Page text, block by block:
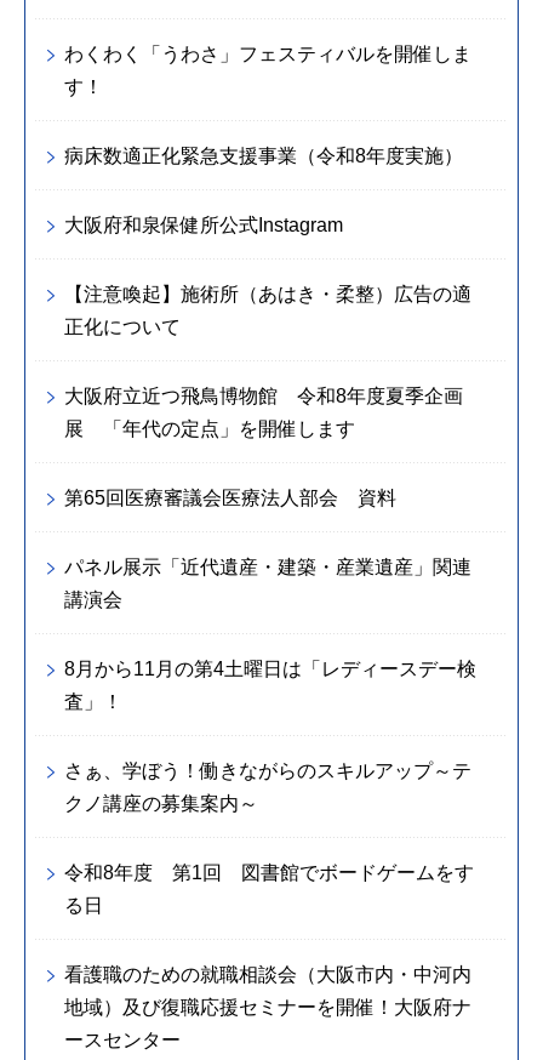
わくわく「うわさ」フェスティバルを開催しま
す！
病床数適正化緊急支援事業（令和8年度実施）
大阪府和泉保健所公式Instagram
【注意喚起】施術所（あはき・柔整）広告の適
正化について
大阪府立近つ飛鳥博物館 令和8年度夏季企画
展 「年代の定点」を開催します
第65回医療審議会医療法人部会 資料
パネル展示「近代遺産・建築・産業遺産」関連
講演会
8月から11月の第4土曜日は「レディースデー検
査」！
さぁ、学ぼう！働きながらのスキルアップ～テ
クノ講座の募集案内～
令和8年度 第1回 図書館でボードゲームをす
る日
看護職のための就職相談会（大阪市内・中河内
地域）及び復職応援セミナーを開催！大阪府ナ
ースセンター